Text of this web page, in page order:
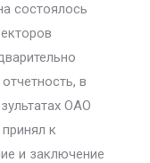
состоялось
в
ОАО
к
и заключение